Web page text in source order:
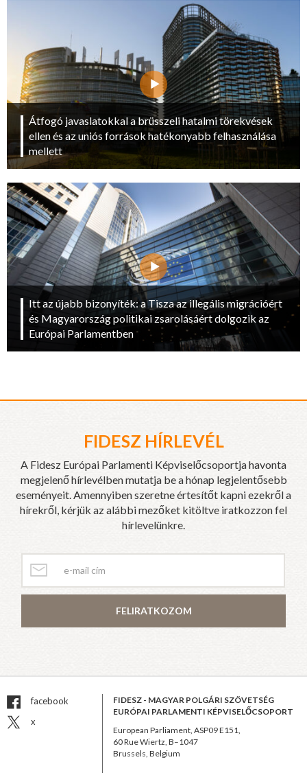
Átfogó javaslatokkal a brüsszeli hatalmi törekvések
ellen és az uniós források hatékonyabb felhasználása
mellett
Itt az újabb bizonyíték: a Tisza az illegális migrációért
és Magyarország politikai zsarolásáért dolgozik az
Európai Parlamentben
FIDESZ HÍRLEVÉL
A Fidesz Európai Parlamenti Képviselőcsoportja havonta
megjelenő hírlevélben mutatja be a hónap legjelentősebb
eseményeit. Amennyiben szeretne értesítőt kapni ezekről a
hírekről, kérjük az alábbi mezőket kitöltve iratkozzon fel
hírlevelünkre.
FELIRATKOZOM
facebook
x
FIDESZ - MAGYAR POLGÁRI SZÖVETSÉG
EURÓPAI PARLAMENTI KÉPVISELŐCSOPORT
European Parliament, ASP09 E151,
60 Rue Wiertz, B–1047
Brussels, Belgium